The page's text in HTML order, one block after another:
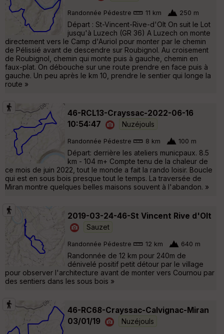
Randonnée Pédestre 11 km 250 m
Départ : St-Vincent-Rive-d'Olt On suit le Lot
jusqu'à Luzech (GR 36) A Luzech on monte
directement vers le Camp d'Auriol pour monter par le chemin
de Pélissié avant de descendre sur Roubignol. Au croisement
de Roubignol, chemin qui monte puis à gauche, chemin en
faux-plat. On débouche sur une route prendre en face puis à
gauche. Un peu après le km 10, prendre le sentier qui longe la
route »
46-RCL13-Crayssac-2022-06-16
10:54:47
Nuzéjouls
Randonnée Pédestre 8 km 100 m
Départ: derrière les ateliers municpaux. 8.5
km - 104 m+ Compte tenu de la chaleur de
ce mois de juin 2022, tout le monde a fait la rando loisir. Boucle
qui est en sous bois presque tout le temps. La traversée de
Miran montre quelques belles maisons souvent à l'abandon. »
2019-03-24-46-St Vincent Rive d'Olt
Sauzet
Randonnée Pédestre 12 km 640 m
Randonnée de 12 km pour 240m de
dénivelé positif petit détour par le village
pour observer l'architecture avant de monter vers Cournou par
des sentiers dans les sous bois »
46-RC68-Crayssac-Calvignac-Miran
03/01/19
Nuzéjouls